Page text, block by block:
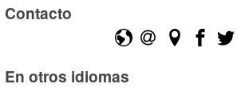
Contacto
En otros idiomas